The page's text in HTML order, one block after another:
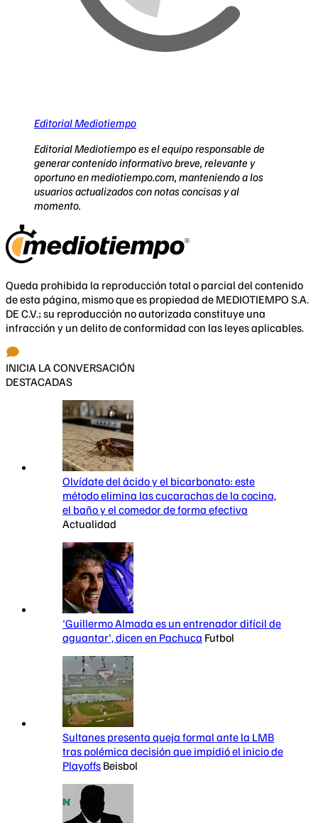
Editorial Mediotiempo
Editorial Mediotiempo es el equipo responsable de
generar contenido informativo breve, relevante y
oportuno en mediotiempo.com, manteniendo a los
usuarios actualizados con notas concisas y al
momento.
Queda prohibida la reproducción total o parcial del contenido
de esta página, mismo que es propiedad de MEDIOTIEMPO S.A.
DE C.V.; su reproducción no autorizada constituye una
infracción y un delito de conformidad con las leyes aplicables.
INICIA LA CONVERSACIÓN
DESTACADAS
Olvídate del ácido y el bicarbonato: este
método elimina las cucarachas de la cocina,
el baño y el comedor de forma efectiva
Actualidad
'Guillermo Almada es un entrenador difícil de
aguantar', dicen en Pachuca Futbol
Sultanes presenta queja formal ante la LMB
tras polémica decisión que impidió el inicio de
Playoffs Beisbol